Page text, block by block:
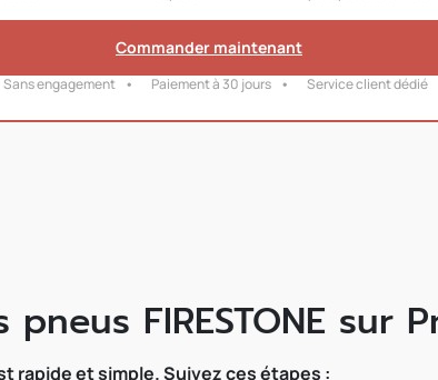
Commander maintenant
Sans engagement Paiement à 30 jours Service client dédié
FIRESTONE sur
rapide et simple. Suivez ces étapes :